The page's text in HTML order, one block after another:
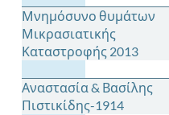
Μνημόσυνο θυμάτων
Μικρασιατικής
Καταστροφής 2013
Αναστασία & Βασίλης
Πιστικίδης-1914